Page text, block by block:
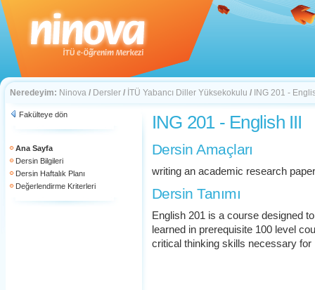
Neredeyim: Ninova / Dersler / İTÜ Yabancı Diller Yüksekokulu / ING 201 -
Fakülteye dön
Ana Sayfa
Dersin Bilgileri
Dersin Haftalık Planı
Değerlendirme Kriterleri
ING 201 - English III
Dersin Amaçları
writing an academic research paper
Dersin Tanımı
English 201 is a course designed
learned in prerequisite 100 level
critical thinking skills necessary